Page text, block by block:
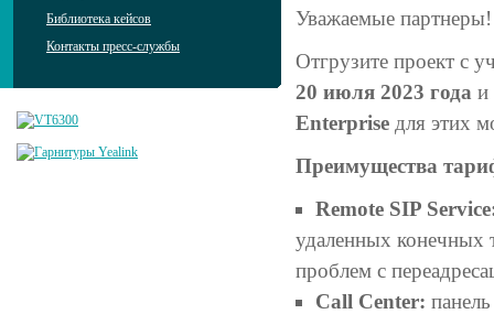
Библиотека кейсов
Контакты пресс-службы
Уважаемые партнеры!
Отгрузите проект с
20 июля 2023 года и
Enterprise для этих
Преимущества
Remote SIP
удаленных конечных
проблем с
Call Center: